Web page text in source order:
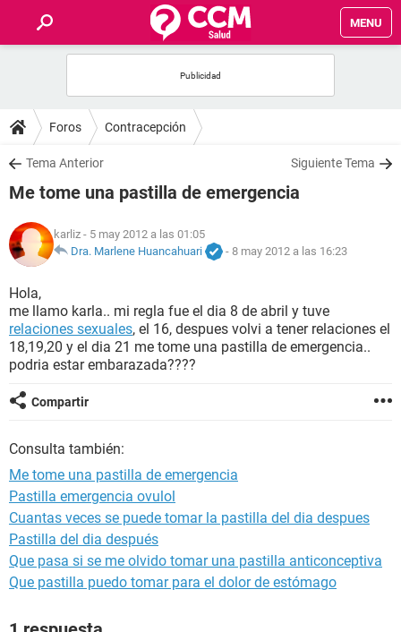
MENU
FOROS
SALUD
NUTRICIÓN
BIENESTAR
SEXUALIDAD
GLOSARIO
Foros Contracepción
Tema Anterior Siguiente Tema
Me tome una pastilla de emergencia
karliz - 5 may 2012 a las 01:05
Dra. Marlene Huancahuari
- 8 may 2012 a las 16:23
Hola,
me llamo karla.. mi regla fue el dia 8 de abril y tuve
relaciones sexuales, el 16, despues volvi a tener relaciones el
18,19,20 y el dia 21 me tome una pastilla de emergencia..
podria estar embarazada????
Compartir
Consulta también:
Me tome una pastilla de emergencia
Pastilla emergencia ovulol
Cuantas veces se puede tomar la pastilla del dia despues
Pastilla del dia después
Que pasa si se me olvido tomar una pastilla anticonceptiva
Que pastilla puedo tomar para el dolor de estómago